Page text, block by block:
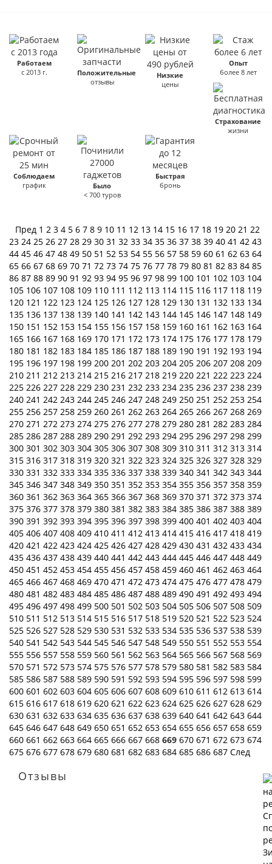
Работаем
с 2013 г.
Положительные
отзывы
Низкие
цены
Опыт
более 8 лет
Страхование
жизни
Соблюдаем
график
Было
< 700 туров
Быстрая
бронь
Пред 1 2 3 4 5 6 7 8 9 10 11 12 13 14 15 16 17 18 19 20 21 22
23 24 25 26 27 28 29 30 31 32 33 34 35 36 37 38 39 40 41 42 43
44 45 46 47 48 49 50 51 52 53 54 55 56 57 58 59 60 61 62 63 64
65 66 67 68 69 70 71 72 73 74 75 76 77 78 79 80 81 82 83 84 85
86 87 88 89 90 91 92 93 94 95 96 97 98 99 100 101 102 103 104
105 106 107 108 109 110 111 112 113 114 115 116 117 118 119
120 121 122 123 124 125 126 127 128 129 130 131 132 133 134
135 136 137 138 139 140 141 142 143 144 145 146 147 148 149
150 151 152 153 154 155 156 157 158 159 160 161 162 163 164
165 166 167 168 169 170 171 172 173 174 175 176 177 178 179
180 181 182 183 184 185 186 187 188 189 190 191 192 193 194
195 196 197 198 199 200 201 202 203 204 205 206 207 208 209
210 211 212 213 214 215 216 217 218 219 220 221 222 223 224
225 226 227 228 229 230 231 232 233 234 235 236 237 238 239
240 241 242 243 244 245 246 247 248 249 250 251 252 253 254
255 256 257 258 259 260 261 262 263 264 265 266 267 268 269
270 271 272 273 274 275 276 277 278 279 280 281 282 283 284
285 286 287 288 289 290 291 292 293 294 295 296 297 298 299
300 301 302 303 304 305 306 307 308 309 310 311 312 313 314
315 316 317 318 319 320 321 322 323 324 325 326 327 328 329
330 331 332 333 334 335 336 337 338 339 340 341 342 343 344
345 346 347 348 349 350 351 352 353 354 355 356 357 358 359
360 361 362 363 364 365 366 367 368 369 370 371 372 373 374
375 376 377 378 379 380 381 382 383 384 385 386 387 388 389
390 391 392 393 394 395 396 397 398 399 400 401 402 403 404
405 406 407 408 409 410 411 412 413 414 415 416 417 418 419
420 421 422 423 424 425 426 427 428 429 430 431 432 433 434
435 436 437 438 439 440 441 442 443 444 445 446 447 448 449
450 451 452 453 454 455 456 457 458 459 460 461 462 463 464
465 466 467 468 469 470 471 472 473 474 475 476 477 478 479
480 481 482 483 484 485 486 487 488 489 490 491 492 493 494
495 496 497 498 499 500 501 502 503 504 505 506 507 508 509
510 511 512 513 514 515 516 517 518 519 520 521 522 523 524
525 526 527 528 529 530 531 532 533 534 535 536 537 538 539
540 541 542 543 544 545 546 547 548 549 550 551 552 553 554
555 556 557 558 559 560 561 562 563 564 565 566 567 568 569
570 571 572 573 574 575 576 577 578 579 580 581 582 583 584
585 586 587 588 589 590 591 592 593 594 595 596 597 598 599
600 601 602 603 604 605 606 607 608 609 610 611 612 613 614
615 616 617 618 619 620 621 622 623 624 625 626 627 628 629
630 631 632 633 634 635 636 637 638 639 640 641 642 643 644
645 646 647 648 649 650 651 652 653 654 655 656 657 658 659
660 661 662 663 664 665 666 667 668 669 670 671 672 673 674
675 676 677 678 679 680 681 682 683 684 685 686 687 След
Отзывы